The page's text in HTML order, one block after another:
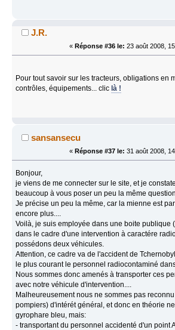
J.R.
« Réponse #36 le: 23 août 2008,
Pour tout savoir sur les tracteurs, obligations en
contrôles, équipements... cliclà !
sansansecu
« Réponse #37 le: 31 août 2008,
Bonjour,
je viens de me connecter sur le site, et je
beaucoup à vous poser un peu la même question
Je précise un peu la même, car la mienne est
encore plus....
Voilà, je suis employée dans une boite publique
dans le cadre d'une intervention à caractére
possédons deux véhicules.
Attention, ce cadre va de l'accident de
le plus courant le personnel radiocontaminé
Nous sommes donc amenés à transporter ces
avec notre véhicule d'intervention....
Malheureusement nous ne sommes pas
pompiers) d'intérét général, et donc en théorie
gyrophare bleu, mais:
- transportant du personnel accidenté d'un point